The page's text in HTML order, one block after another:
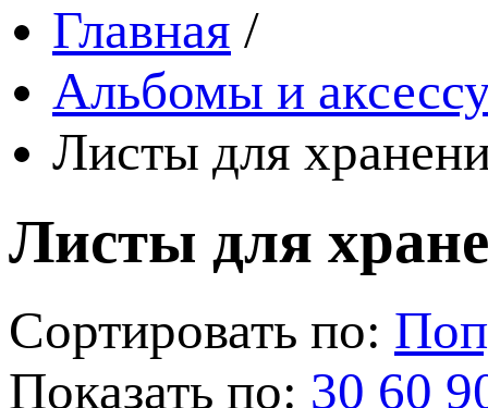
Главная /
Альбомы и
Листы для
Листы для
Сортировать по:
Показать по: 30 60